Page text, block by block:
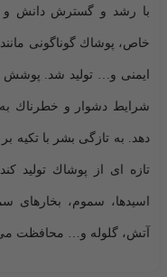
با رشد و گسترش دانش و
خاص، پوشاك گوناگونی
ایمنی و… تولید شد. پوشش
شرایط دشوار و خطرناك به
دهد. به تازگی بشر با تكیه
تازه ای از پوشاك تولید
اسیدها، سموم، بخارهای
آتش، گلوله و… محافظت